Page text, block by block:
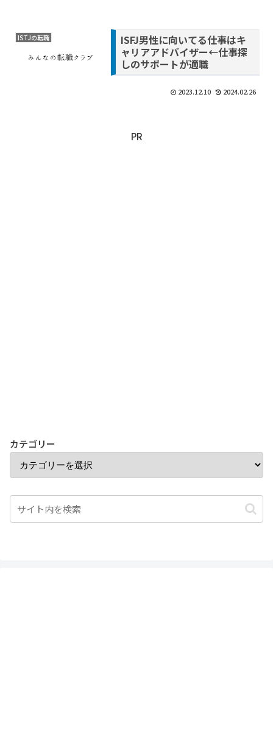
ISTJの転職
ISFJ男性に向いてる仕事はキ
ャリアアドバイザー←仕事探
しのサポートが適職
2023.12.10 2024.02.26
PR
カテゴリー